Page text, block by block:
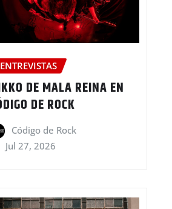
ENTREVISTAS
DE MALA REINA EN
DE ROCK
Código de Rock
Jul 27, 2026